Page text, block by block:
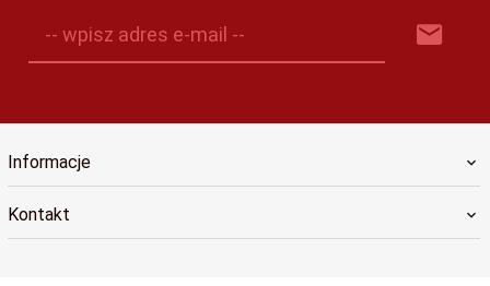
-- wpisz adres e-mail --
Informacje
Kontakt